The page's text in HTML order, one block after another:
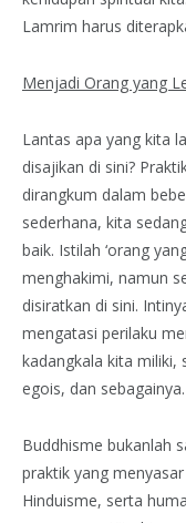
Lamrim harus
Menjadi Orang yang
Lantas apa yang kita
disajikan di sini?
dirangkum dalam
sederhana, kita
baik. Istilah ‘orang
menghakimi, namun
disiratkan di sini.
mengatasi perilaku
kadangkala kita miliki,
egois, dan sebagainya.
Buddhisme bukanlah
praktik yang
Hinduisme, serta